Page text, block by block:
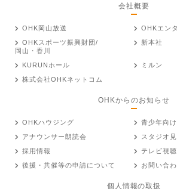
会社概要
OHK岡山放送
OHKエン
OHKスポーツ振興財団/
岡山・香川
新本社
KURUNホール
ミルン
株式会社OHKネットコム
OHKからのお知らせ
OHKハウジング
青少年向
アナウンサー朗読会
スタジオ
採用情報
テレビ視
後援・共催等の申請について
お問い合
個人情報の取扱